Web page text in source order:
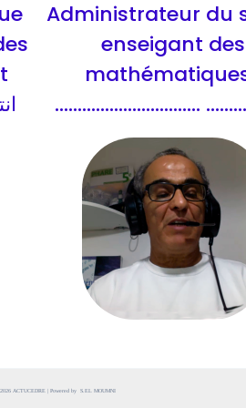
Administrateur du
enseigant des
................................
ACTUCEDRE | Powered by S.EL MOUMNI